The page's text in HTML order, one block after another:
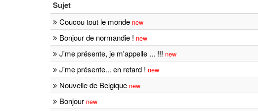
Sujet
Coucou tout le monde new
Bonjour de normandie ! new
J'me présente, je m'appelle ... !!! new
J'me présente... en retard ! new
Nouvelle de Belgique new
Bonjour new